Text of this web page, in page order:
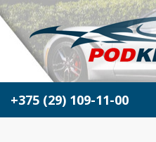
+375 (29) 109-11-00